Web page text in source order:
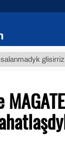
glisirrizin